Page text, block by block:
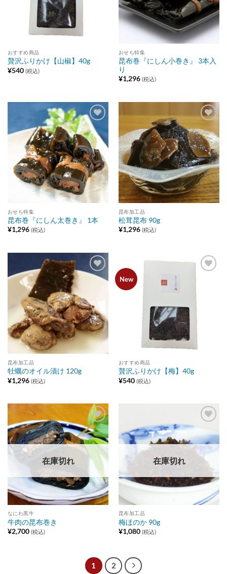
おすすめ商品
贅沢ふりかけ【山椒】40g
¥540 (税込)
おせち特集
昆布巻『にしん小巻き』 3本入
り
¥1,296 (税込)
Add to
wishlist
おせち特集
昆布巻『にしん太巻き』 1本
¥1,296 (税込)
Add to
wishlist
昆布加工品
松茸昆布 90g
¥1,296 (税込)
Add to
昆布加工品
牡蠣のオイル漬け 120g
¥1,296 (税込)
New
おすすめ商品
贅沢ふりかけ【梅】40g
¥540 (税込)
Add to
wishlist
在庫切れ
なにわ黒牛
牛肉の昆布巻き
¥2,700 (税込)
wishlist
在庫切れ
昆布加工品
梅ほのか 90g
¥1,080 (税込)
1 2